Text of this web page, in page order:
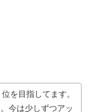
を目指してます。
今は少しずつアッ